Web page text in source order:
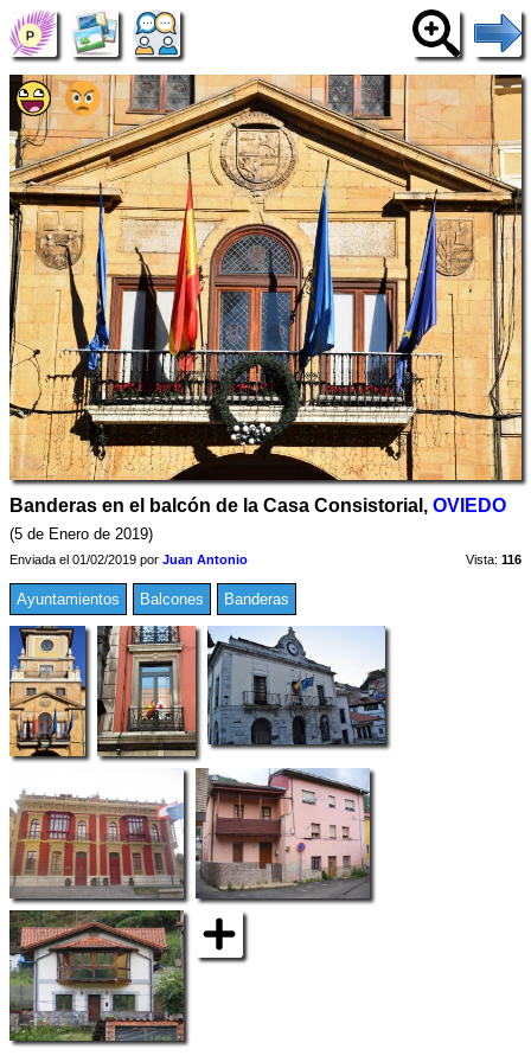
Banderas en el balcón de la Casa Consistorial, OVIEDO
(5 de Enero de 2019)
Enviada el 01/02/2019 por Juan Antonio Vista: 116
Ayuntamientos Balcones Banderas